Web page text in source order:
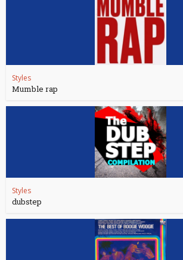
Styles
Mumble rap
Styles
dubstep